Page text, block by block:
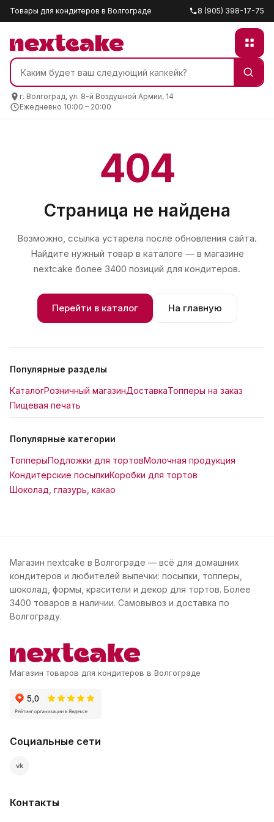
Товары для кондитеров в Волгограде 8 (905) 398-17-75
г. Волгоград, ул. 8-й Воздушной Армии, 14
Ежедневно 10:00 – 20:00
404
Страница не найдена
Возможно, ссылка устарела после обновления сайта.
Найдите нужный товар в каталоге — в магазине
nextcake более 3400 позиций для кондитеров.
Перейти в каталог На главную
Популярные разделы
КаталогРозничный магазинДоставкаТопперы на заказ
Пищевая печать
Популярные категории
ТопперыПодложки для тортовМолочная продукция
Кондитерские посыпкиКоробки для тортов
Шоколад, глазурь, какао
Магазин nextcake в Волгограде — всё для домашних
кондитеров и любителей выпечки: посыпки, топперы,
шоколад, формы, красители и декор для тортов. Более
3400 товаров в наличии. Самовывоз и доставка по
Волгограду.
Магазин товаров для кондитеров в Волгограде
Социальные сети
vk
Контакты